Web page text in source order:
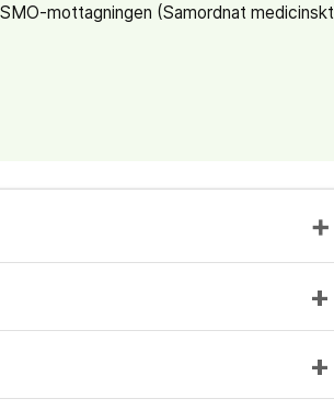
mottagningen (Samordnat medicinskt